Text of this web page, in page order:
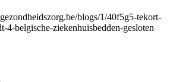
blogs/1/40f5g5-tekort-
4-belgische-ziekenhuisbedden-gesloten